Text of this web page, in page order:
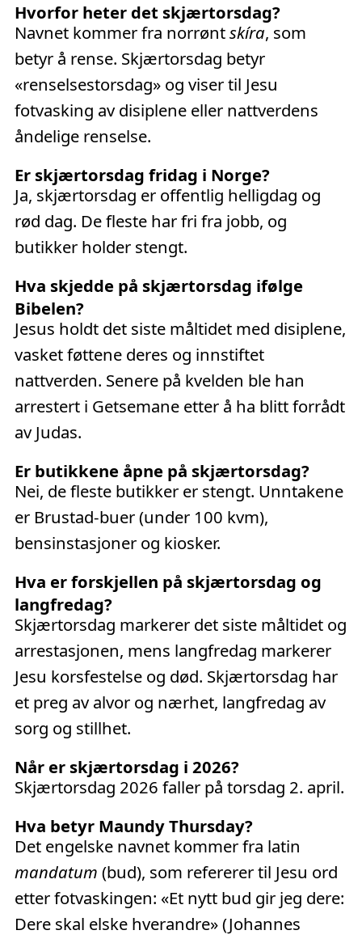
Hvorfor heter det skjærtorsdag?
Navnet kommer fra norrøntskíra, som
betyr å rense. Skjærtorsdag betyr
«renselsestorsdag» og viser til Jesu
fotvasking av disiplene eller nattverdens
åndelige renselse.
Er skjærtorsdag fridag i Norge?
Ja, skjærtorsdag er offentlig helligdag og
rød dag. De fleste har fri fra jobb, og
butikker holder stengt.
Hva skjedde på skjærtorsdag ifølge
Bibelen?
Jesus holdt det siste måltidet med disiplene,
vasket føttene deres og innstiftet
nattverden. Senere på kvelden ble han
arrestert i Getsemane etter å ha blitt forrådt
av Judas.
Er butikkene åpne på skjærtorsdag?
Nei, de fleste butikker er stengt. Unntakene
er Brustad-buer (under 100 kvm),
bensinstasjoner og kiosker.
Hva er forskjellen på skjærtorsdag og
langfredag?
Skjærtorsdag markerer det siste måltidet og
arrestasjonen, mens langfredag markerer
Jesu korsfestelse og død. Skjærtorsdag har
et preg av alvor og nærhet, langfredag av
sorg og stillhet.
Når er skjærtorsdag i 2026?
Skjærtorsdag 2026 faller på torsdag 2. april.
Hva betyr Maundy Thursday?
Det engelske navnet kommer fra latin
mandatum (bud), som refererer til Jesu ord
etter fotvaskingen: «Et nytt bud gir jeg dere:
Dere skal elske hverandre» (Johannes